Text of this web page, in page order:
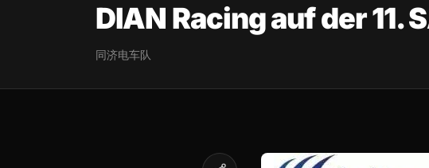
DIAN Racing auf der 11.
同济电车队